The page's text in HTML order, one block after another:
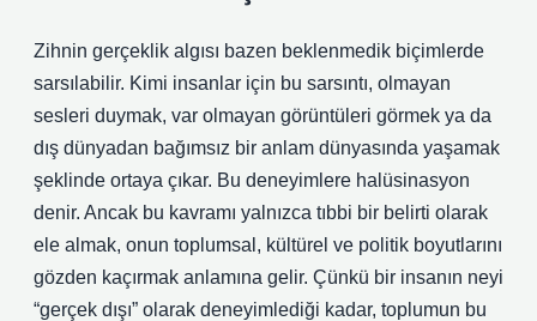
Zihnin gerçeklik algısı bazen beklenmedik biçimlerde
sarsılabilir. Kimi insanlar için bu sarsıntı, olmayan
sesleri duymak, var olmayan görüntüleri görmek ya da
dış dünyadan bağımsız bir anlam dünyasında yaşamak
şeklinde ortaya çıkar. Bu deneyimlere halüsinasyon
denir. Ancak bu kavramı yalnızca tıbbi bir belirti olarak
ele almak, onun toplumsal, kültürel ve politik boyutlarını
gözden kaçırmak anlamına gelir. Çünkü bir insanın neyi
“gerçek dışı” olarak deneyimlediği kadar, toplumun bu